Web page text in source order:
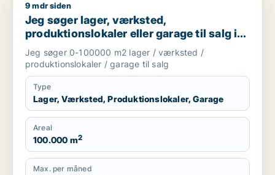
Jeg søger lager, værksted, produktionslokaler eller garage
9 mdr siden
Jeg søger lager, værksted,
produktionslokaler eller garage til salg i
Vejen, Brørup eller Holsted m.fl.
Jeg søger 0-100000 m2 lager / værksted /
produktionslokaler / garage til salg
Type
Lager, Værksted, Produktionslokaler, Garage
Areal
100.000 m2
Max. per måned